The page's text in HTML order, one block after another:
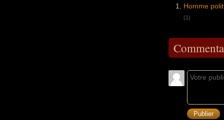
Homme
(1)